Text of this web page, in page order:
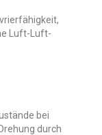
Luft-Luft-
bei
durch